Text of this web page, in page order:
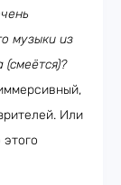
музыки из
Или